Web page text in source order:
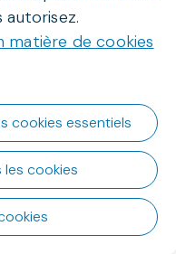
autorisez.
matière de cookies
cookies essentiels
cookies